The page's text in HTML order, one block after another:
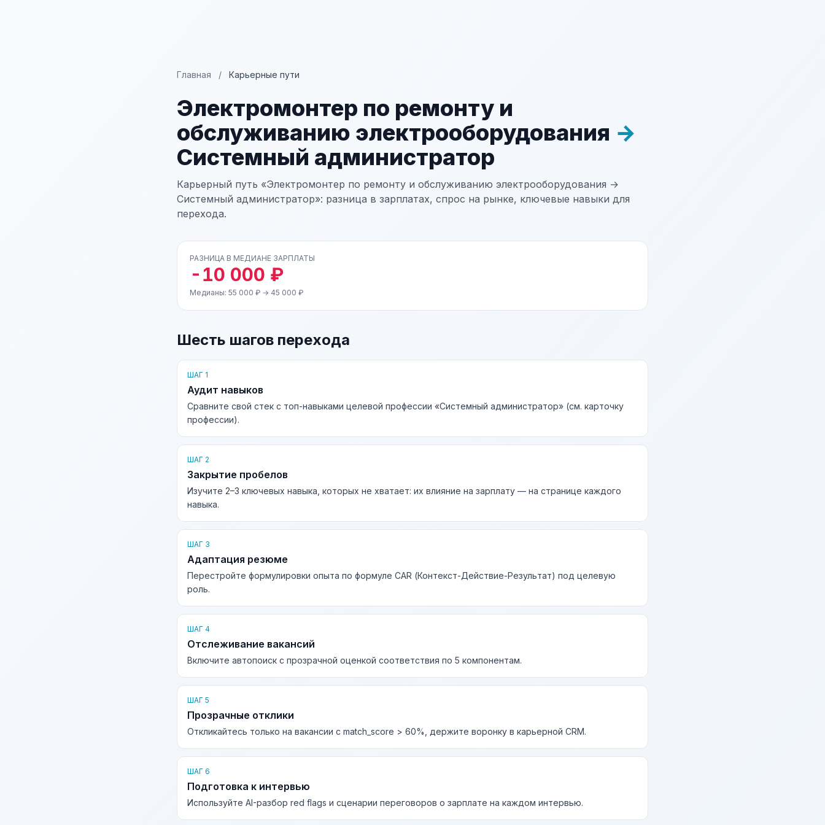
Главная / Карьерные пути
Электромонтер по ремонту и
обслуживанию электрооборудования →
Системный администратор
Карьерный путь «Электромонтер по ремонту и обслуживанию электрооборудования →
Системный администратор»: разница в зарплатах, спрос на рынке, ключевые навыки для
перехода.
РАЗНИЦА В МЕДИАНЕ ЗАРПЛАТЫ
-10 000 ₽
Медианы: 55 000 ₽ → 45 000 ₽
Шесть шагов перехода
ШАГ 1
Аудит навыков
Сравните свой стек с топ-навыками целевой профессии «Системный администратор» (см. карточку
профессии).
ШАГ 2
Закрытие пробелов
Изучите 2–3 ключевых навыка, которых не хватает: их влияние на зарплату — на странице каждого
навыка.
ШАГ 3
Адаптация резюме
Перестройте формулировки опыта по формуле CAR (Контекст-Действие-Результат) под целевую
роль.
ШАГ 4
Отслеживание вакансий
Включите автопоиск с прозрачной оценкой соответствия по 5 компонентам.
ШАГ 5
Прозрачные отклики
Откликайтесь только на вакансии с match_score > 60%, держите воронку в карьерной CRM.
ШАГ 6
Подготовка к интервью
Используйте AI-разбор red flags и сценарии переговоров о зарплате на каждом интервью.